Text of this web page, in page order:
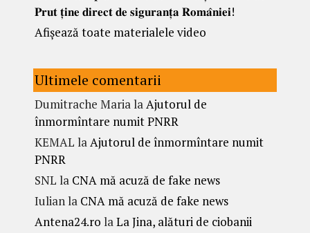
𝐏𝐫𝐮𝐭 𝐭̦𝐢𝐧𝐞 𝐝𝐢𝐫𝐞𝐜𝐭 𝐝𝐞 𝐬𝐢𝐠𝐮𝐫𝐚𝐧𝐭̦𝐚 𝐑𝐨𝐦𝐚̂𝐧𝐢𝐞𝐢!
Afișează toate materialele video
Ultimele comentarii
Dumitrache MarialaAjutorul de
înmormîntare numit PNRR
KEMAL laAjutorul de înmormîntare numit
PNRR
SNL la CNA mă acuză de fake news
Iulianla CNA mă acuză de fake news
Antena24.ro laLa Jina, alături de ciobanii